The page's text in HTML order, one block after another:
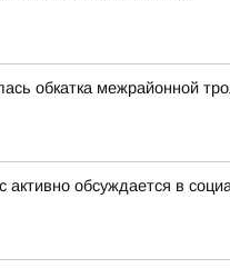
обкатка межрайонной
обсуждается в